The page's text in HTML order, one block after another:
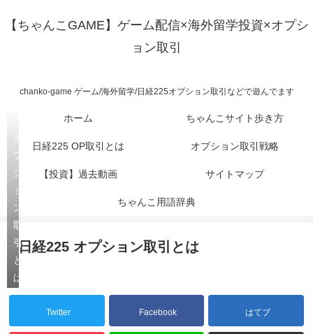
【ちゃんこGAME】ゲーム配信×海外留学投資×オプシ
ョン取引
chanko-game ゲーム/海外留学/日経225オプション取引などで遊んでます
ホーム ちゃんこサイト歩き方
日経225 OP取引とは オプション取引戦略
【投資】過去動画 サイトマップ
ちゃんこ用語辞典
日経225 オプション取引とは
オ
プ
シ
ョ
ン
取
引
と
は
Twitter Facebook はてブ